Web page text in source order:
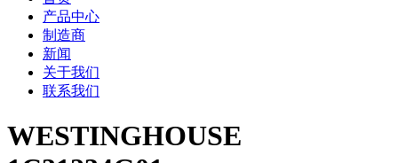
产品中心
制造商
新闻
关于我们
联系我们
WESTINGHOUSE